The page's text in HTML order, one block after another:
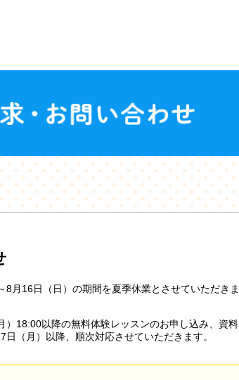
月16日（日）の期間を夏季休業とさせていただきま
）18:00以降の無料体験レッスンのお申し込み、資料
（月）以降、順次対応させていただきます。